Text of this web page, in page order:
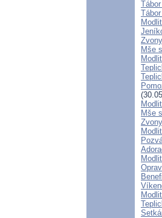
Mše
Mše